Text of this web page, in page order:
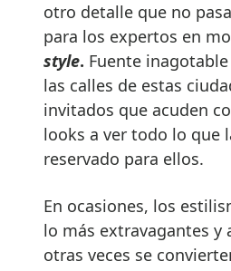
otro detalle que no
para los expertos en
style. Fuente
las calles de estas
invitados que acuden
looks a ver todo lo que
reservado para ellos.
En ocasiones, los
lo más extravagantes y
otras veces se